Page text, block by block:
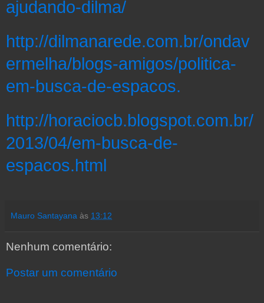
ajudando-dilma/
http://dilmanarede.com.br/ondav
ermelha/blogs-amigos/politica-
em-busca-de-espacos.
http://horaciocb.blogspot.com.br/
2013/04/em-busca-de-
espacos.html
Mauro Santayana às 13:12
Nenhum comentário:
Postar um comentário